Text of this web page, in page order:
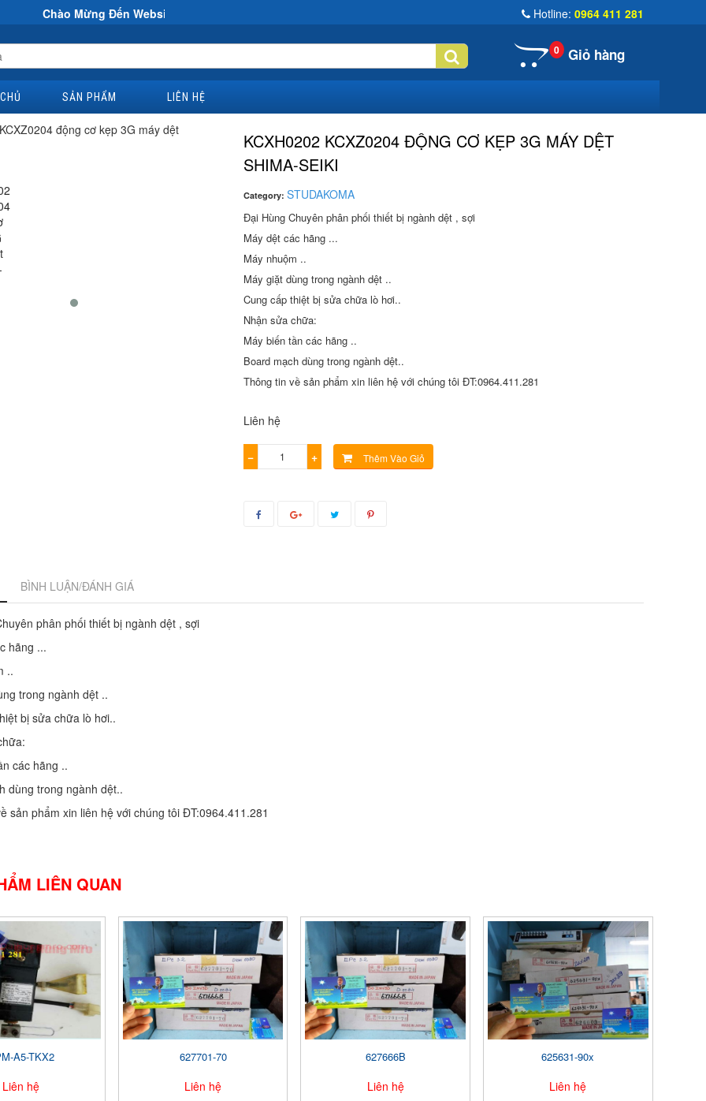
Mừng Đến Website Đại Hùng Co Hotline: 0964 411 281
0 Giỏ hàng
SẢN PHẨM LIÊN HỆ
KCXH0202 KCXZ0204 ĐỘNG CƠ KẸP 3G MÁY DỆT
SHIMA-SEIKI
Category: STUDAKOMA
Đại Hùng Chuyên phân phối thiết bị ngành dệt , sợi
Máy dệt các hãng ...
Máy nhuộm ..
Máy giặt dùng trong ngành dệt ..
Cung cấp thiệt bị sửa chữa lò hơi..
Nhận sửa chữa:
Máy biến tần các hãng ..
Board mạch dùng trong ngành dệt..
Thông tin về sản phẩm xin liên hệ với chúng tôi ĐT:0964.411.281
Liên hệ
− + Thêm Vào Giỏ
BÌNH LUẬN/ĐÁNH GIÁ
phân phối thiết bị ngành dệt , sợi
hãng ...
..
trong ngành dệt ..
bị sửa chữa lò hơi..
các hãng ..
dùng trong ngành dệt..
sản phẩm xin liên hệ với chúng tôi ĐT:0964.411.281
LIÊN QUAN
A5-TKX2
Liên hệ
627701-70
Liên hệ
627666B
Liên hệ
625631-90x
Liên hệ